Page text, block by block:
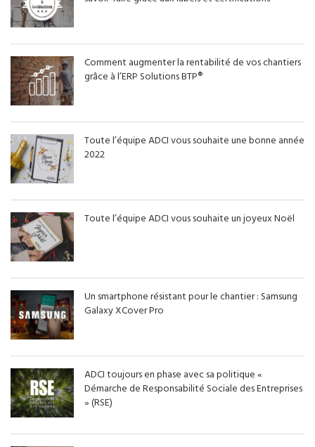
Comment augmenter la rentabilité de vos chantiers
grâce à l’ERP Solutions BTP®
Toute l’équipe ADCI vous souhaite une bonne année
2022
Toute l’équipe ADCI vous souhaite un joyeux Noël
Un smartphone résistant pour le chantier : Samsung
Galaxy XCover Pro
ADCI toujours en phase avec sa politique «
Démarche de Responsabilité Sociale des Entreprises
» (RSE)